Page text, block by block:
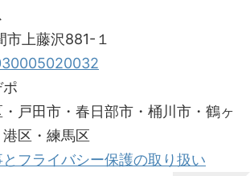
市上藤沢881-１
戸田市・春日部市・桶川市・鶴ヶ
区・練馬区
フライバシー保護の取り扱い